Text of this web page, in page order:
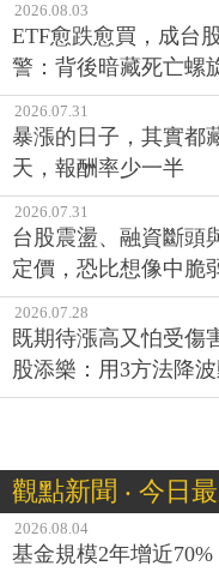
2026.08.03
ETF愈跌愈買，成台
警：背後暗藏死亡螺
2026.07.31
暴漲的日子，其實都
天，報酬率少一半
2026.07.31
台股震盪、融資斷頭
定價，恐比想像中脆
2026.07.28
既期待漲高又怕受傷
股添樂：用3方法降
觀點新聞 ‧ 今日
2026.08.04
基金規模2年增近